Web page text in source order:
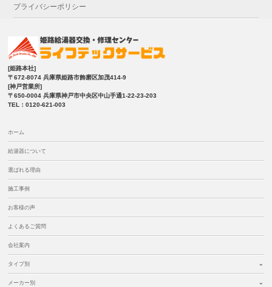
プライバシーポリシー
[姫路本社]
〒672-8074 兵庫県姫路市飾磨区加茂414-9
[神戸営業所]
〒650-0004 兵庫県神戸市中央区中山手通1-22-23-203
TEL：0120-621-003
ホーム
給湯器について
選ばれる理由
施工事例
お客様の声
よくあるご質問
会社案内
タイプ別
メーカー別